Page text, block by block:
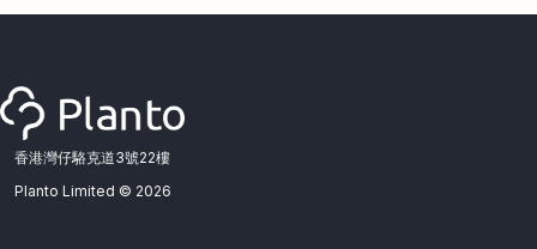
香港灣仔駱克道3號22樓
Planto Limited © 2026